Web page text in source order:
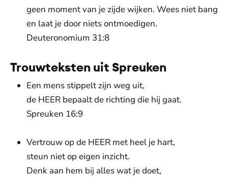
geen moment van je zijde wijken. Wees niet bang
en laat je door niets ontmoedigen.
Deuteronomium 31:8
Trouwteksten uit Spreuken
Een mens stippelt zijn weg uit,
de HEER bepaalt de richting die hij gaat.
Spreuken 16:9
Vertrouw op de HEER met heel je hart,
steun niet op eigen inzicht.
Denk aan hem bij alles wat je doet,